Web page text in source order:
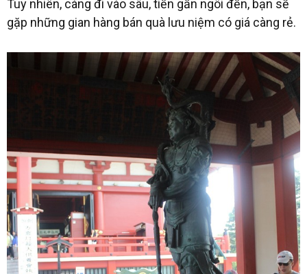
Tuy nhiên, càng đi vào sâu, tiến gần ngôi đền, bạn sẽ
gặp những gian hàng bán quà lưu niệm có giá càng rẻ.